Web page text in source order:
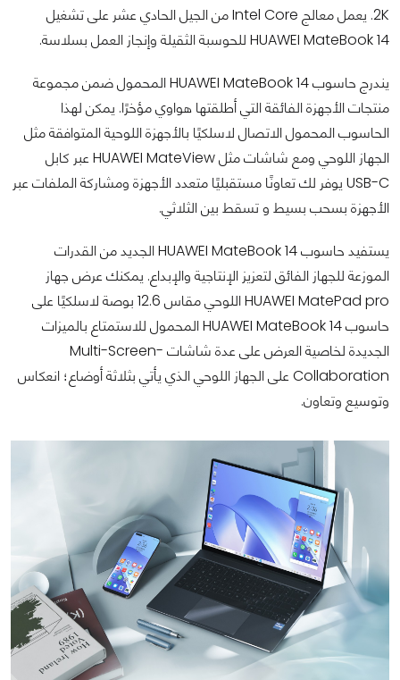
2K. يعمل معالج Intel Core من الجيل الحادي عشر على تشغيل
HUAWEI MateBook 14 للحوسبة الثقيلة وإنجاز العمل بسلاسة.
يندرج حاسوب HUAWEI MateBook 14 المحمول ضمن مجموعة
منتجات الأجهزة الفائقة التي أطلقتها هواوي مؤخرًا. يمكن لهذا
الحاسوب المحمول الاتصال لاسلكيًا بالأجهزة اللوحية المتوافقة مثل
الجهاز اللوحي ومع شاشات مثل HUAWEI MateView عبر كابل
USB-C يوفر لك تعاونًا مستقبليًا متعدد الأجهزة ومشاركة الملفات عبر
الأجهزة بسحب بسيط و تسقط بين الثلاثي.
يستفيد حاسوب HUAWEI MateBook 14 الجديد من القدرات
الموزعة للجهاز الفائق لتعزيز الإنتاجية والإبداع. يمكنك عرض جهاز
HUAWEI MatePad pro اللوحي مقاس 12.6 بوصة لاسلكيًا على
حاسوب HUAWEI MateBook 14 المحمول للاستمتاع بالميزات
الجديدة لخاصية العرض على عدة شاشات -Multi-Screen
Collaboration على الجهاز اللوحي الذي يأتي بثلاثة أوضاع؛ انعكاس
وتوسيع وتعاون.